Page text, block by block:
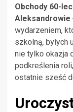
Obchody 60-
Aleksandrowie
wydarzeniem,
szkolną, byłych
nie tylko okazja
podkreślenia
ostatnie sześć